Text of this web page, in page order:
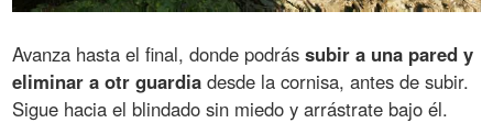
Avanza hasta el final, donde podrássubir a una pared y
eliminar a otr guardia desde la cornisa, antes de subir.
Sigue hacia el blindado sin miedo y arrástrate bajo él.